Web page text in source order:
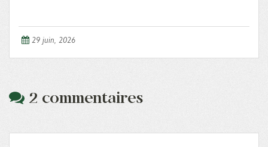
29 juin, 2026
2 commentaires